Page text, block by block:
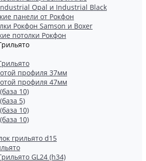
Opal и Industrial Black
панели от Рокфон
Рокфон Samson и Boxer
потолки Рокфон
профиля 37мм
профиля 47мм
10)
5)
10)
10)
грильято d15
GL24 (h34)